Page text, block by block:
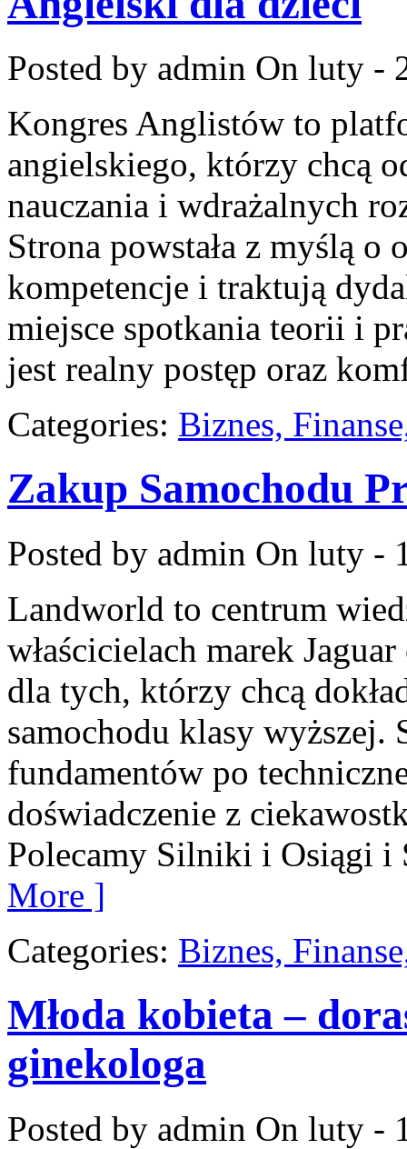
Posted by admin On luty -
Kongres Anglistów to
angielskiego, którzy chcą
nauczania i wdrażalnych
Strona powstała z myślą o
kompetencje i traktują
miejsce spotkania teorii i
jest realny postęp oraz
Categories: Biznes,
Zakup Samochodu
Posted by admin On luty -
Landworld to centrum
właścicielach marek
dla tych, którzy chcą
samochodu klasy
fundamentów po
doświadczenie z
Polecamy Silniki i Osiągi i
More ]
Categories: Biznes,
Młoda kobieta –
ginekologa
Posted by admin On luty -